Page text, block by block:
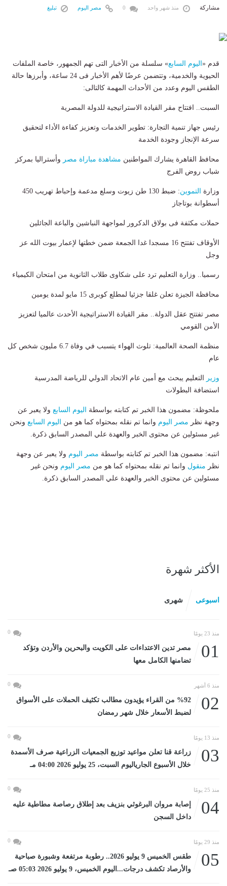
مشاركة منذ شهر واحد مصر اليوم تبليغ
قدم « اليوم السابع
» سلس‎لة من الأخبار التى تهم الجمهور، خاصة الملفات
الحيوية والخدمية، وتتضمن عرضًا لأهم الأخبار فى 24 ساعة، وأبرزها حالة
الطقس اليوم وعدد من الأحداث المهمة كالتالى:
السبت.. افتتاح مقر القيادة الاستراتيجية للدولة المصرية
رئيس جهاز تنمية التجارة: تطوير الخدمات وتعزيز كفاءة الأداء لتحقيق
سرعة الإنجاز وجودة الخدمة
​محافظ القاهرة يشارك المواطنين مشاهدة مباراة مصر وأستراليا بمركز
شباب روض الفرج
وزارة التموين
: ضبط 130 طن زيوت وسلع مدعمة وإحباط تهريب 450
أسطوانة بوتاجاز
حملات مكثفة فى بولاق الدكرور لمواجهة النباشين والباعة الجائلين
الأوقاف تفتتح 16 مسجدا غدا الجمعة ضمن خطتها لإعمار بيوت الله عز
وجل
رسميا.. وزارة التعليم ترد على شكاوى طلاب الثانوية من امتحان الكيمياء
محافظة الجيزة تعلن غلقا جزئيا لمطلع كوبرى 15 مايو لمدة يومين
مصر تفتتح عقل الدولة.. مقر القيادة الاستراتيجية الأحدث عالميا لتعزيز
الأمن القومي
منظمة الصحة العالمية: تلوث الهواء يتسبب في وفاة 6.7 مليون شخص كل
عام
وزير
التعليم يبحث مع أمين عام الاتحاد الدولي للرياضة المدرسية
استضافة البطولات
ملحوظة: مضمون هذا الخبر تم كتابته بواسطة اليوم السابع ولا يعبر عن
وجهة نظر مصر اليوم وانما تم نقله بمحتواه كما هو من اليوم السابع ونحن
غير مسئولين عن محتوى الخبر والعهدة علي المصدر السابق ذكرة.
انتبه: مضمون هذا الخبر تم كتابته بواسطة مصر اليوم ولا يعبر عن وجهة
نظر منقول وانما تم نقله بمحتواه كما هو من مصر اليوم ونحن غير
مسئولين عن محتوى الخبر والعهدة علي المصدر السابق ذكرة.
الأكثر شهرة
اسبوعى شهرى
منذ 23 يومًا 0
01
مصر تدين الاعتداءات على الكويت والبحرين والأردن وتؤكد
تضامنها الكامل معها
منذ 6 أشهر 0
02
%92 من القراء يؤيدون مطالب تكثيف الحملات على الأسواق
لضبط الأسعار خلال شهر رمضان
منذ 13 يومًا 0
03
زراعة قنا تعلن مواعيد توزيع الجمعيات الزراعية صرف الأسمدة
خلال الأسبوع الجارياليوم السبت، 25 يوليو 2026 04:00 مـ
منذ 25 يومًا 0
04
إصابة مروان البرغوثي بنزيف بعد إطلاق رصاصة مطاطية عليه
داخل السجن
منذ 29 يومًا 0
05
طقس الخميس 9 يوليو 2026.. رطوبة مرتفعة وشبورة صباحية
والأرصاد تكشف درجات...اليوم الخميس، 9 يوليو 2026 05:03 صـ